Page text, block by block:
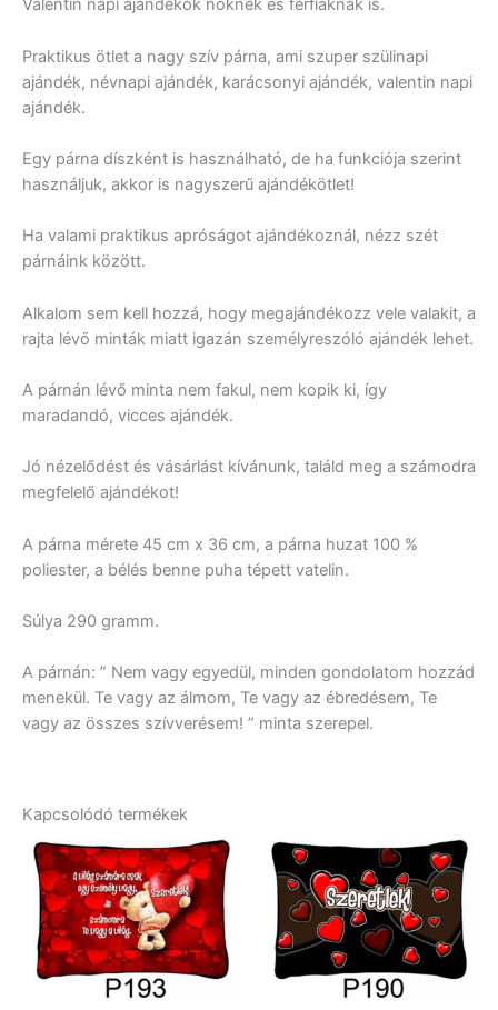
Valentin napi ajándékok nőknek és férfiaknak is.
Praktikus ötlet a nagy szív párna, ami szuper szülinapi
ajándék, névnapi ajándék, karácsonyi ajándék, valentin napi
ajándék.
Egy párna díszként is használható, de ha funkciója szerint
használjuk, akkor is nagyszerű ajándékötlet!
Ha valami praktikus apróságot ajándékoznál, nézz szét
párnáink között.
Alkalom sem kell hozzá, hogy megajándékozz vele valakit, a
rajta lévő minták miatt igazán személyreszóló ajándék lehet.
A párnán lévő minta nem fakul, nem kopik ki, így
maradandó, vicces ajándék.
Jó nézelődést és vásárlást kívánunk, találd meg a számodra
megfelelő ajándékot!
A párna mérete 45 cm x 36 cm, a párna huzat 100 %
poliester, a bélés benne puha tépett vatelin.
Súlya 290 gramm.
A párnán: ” Nem vagy egyedül, minden gondolatom hozzád
menekül. Te vagy az álmom, Te vagy az ébredésem, Te
vagy az összes szívverésem! ” minta szerepel.
Kapcsolódó termékek